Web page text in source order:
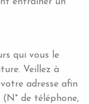
qui vous le
Veillez à
adresse afin
de téléphone,